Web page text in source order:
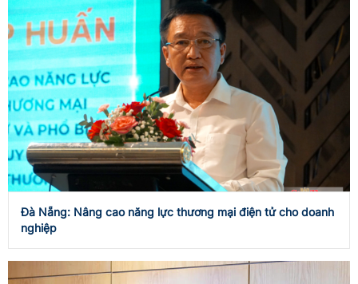
Đà Nẵng: Nâng cao năng lực thương mại điện tử cho doanh
nghiệp